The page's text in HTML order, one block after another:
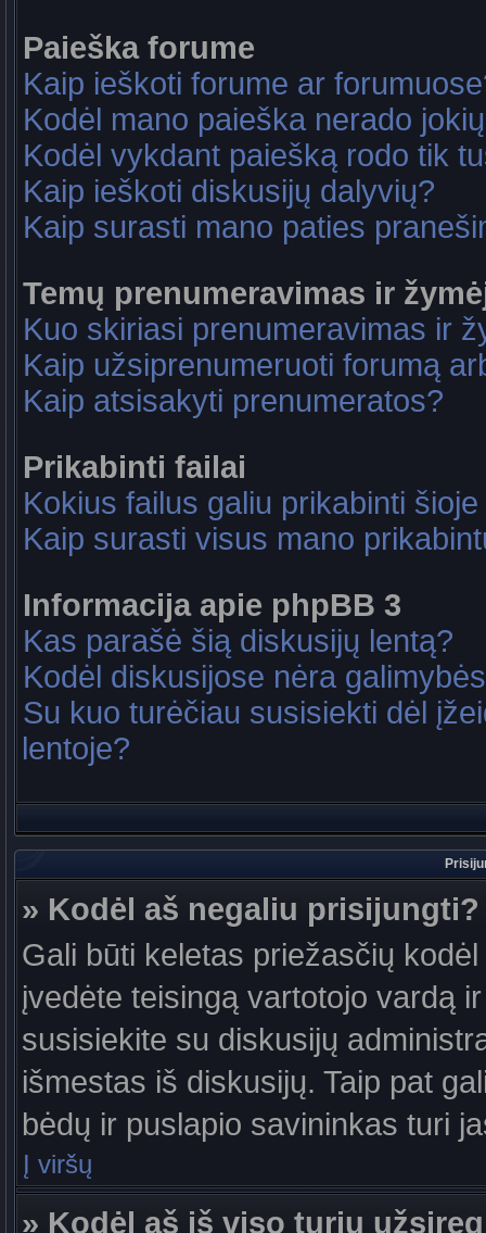
Paieška forume
Kaip ieškoti forume ar
Kodėl mano paieška nerado
Kodėl vykdant paiešką rodo tik
Kaip ieškoti diskusijų dalyvių?
Kaip surasti mano paties
Temų prenumeravimas ir
Kuo skiriasi prenumeravimas ir
Kaip užsiprenumeruoti forumą
Kaip atsisakyti prenumeratos?
Prikabinti failai
Kokius failus galiu prikabinti
Kaip surasti visus mano
Informacija apie phpBB 3
Kas parašė šią diskusijų lentą?
Kodėl diskusijose nėra
Su kuo turėčiau susisiekti dėl
lentoje?
» Kodėl aš negaliu prisijungti?
Gali būti keletas priežasčių
įvedėte teisingą vartotojo vardą
susisiekite su diskusijų
išmestas iš diskusijų. Taip pat
bėdų ir puslapio savininkas turi
Į viršų
» Kodėl aš iš viso turiu